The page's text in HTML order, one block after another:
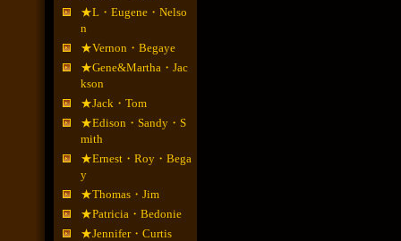
★L・Eugene・Nelso
n
★Vernon・Begaye
★Gene&Martha・Jac
kson
★Jack・Tom
★Edison・Sandy・S
mith
★Ernest・Roy・Bega
y
★Thomas・Jim
★Patricia・Bedonie
★Jennifer・Curtis